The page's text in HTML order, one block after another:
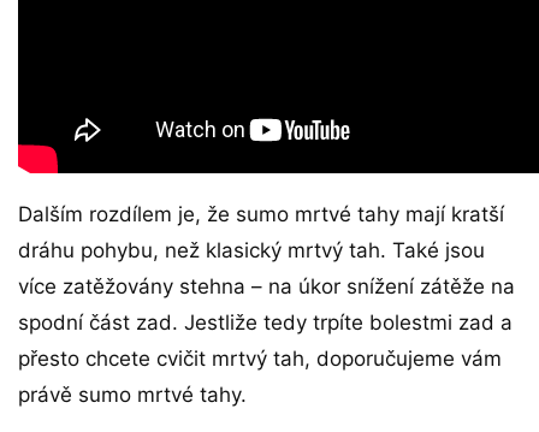
Dalším rozdílem je, že sumo mrtvé tahy mají kratší
dráhu pohybu, než klasický mrtvý tah. Také jsou
více zatěžovány stehna – na úkor snížení zátěže na
spodní část zad. Jestliže tedy trpíte bolestmi zad a
přesto chcete cvičit mrtvý tah, doporučujeme vám
právě sumo mrtvé tahy.